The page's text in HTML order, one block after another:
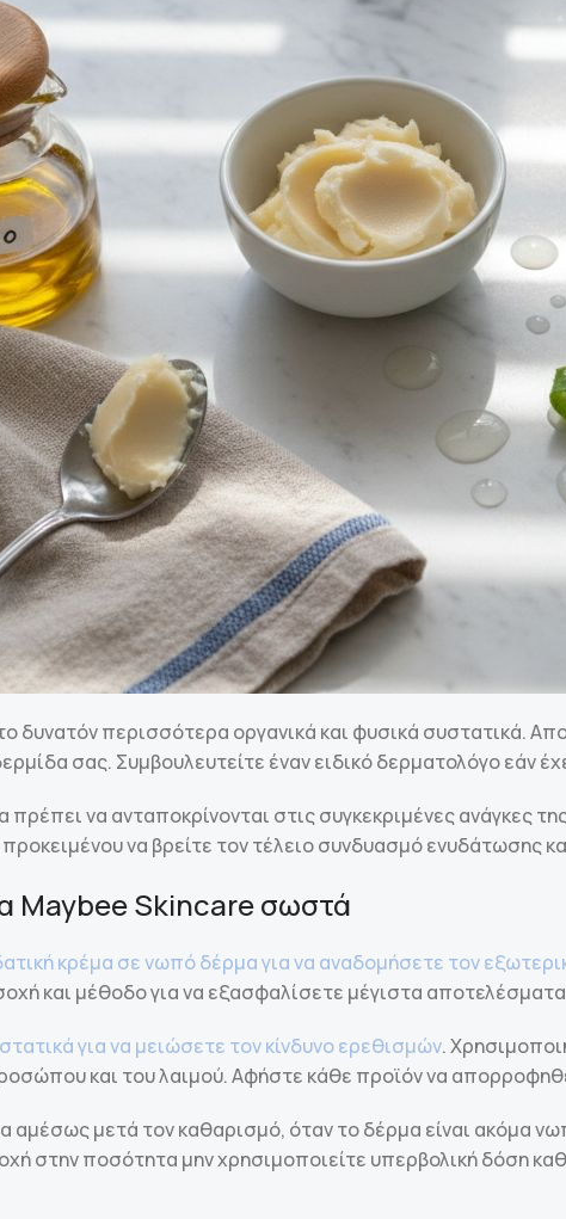
δυνατόν περισσότερα οργανικά και φυσικά συστατικά.
σας. Συμβουλευτείτε έναν ειδικό δερματολόγο εάν
να ανταποκρίνονται στις συγκεκριμένες ανάγκες
να βρείτε τον τέλειο συνδυασμό ενυδάτωσης
Maybee Skincare σωστά
κρέμα σε νωπό δέρμα για να αναδομήσετε τον
και μέθοδο για να εξασφαλίσετε μέγιστα
για να μειώσετε τον κίνδυνο ερεθισμών.
και του λαιμού. Αφήστε κάθε προϊόν να
αμέσως μετά τον καθαρισμό, όταν το δέρμα είναι ακόμα
στην ποσότητα μην χρησιμοποιείτε υπερβολική δόση